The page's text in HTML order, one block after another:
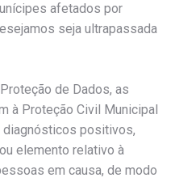
afetados por
seja ultrapassada
de Dados, as
à Proteção Civil Municipal
diagnósticos positivos,
elemento relativo à
em causa, de modo